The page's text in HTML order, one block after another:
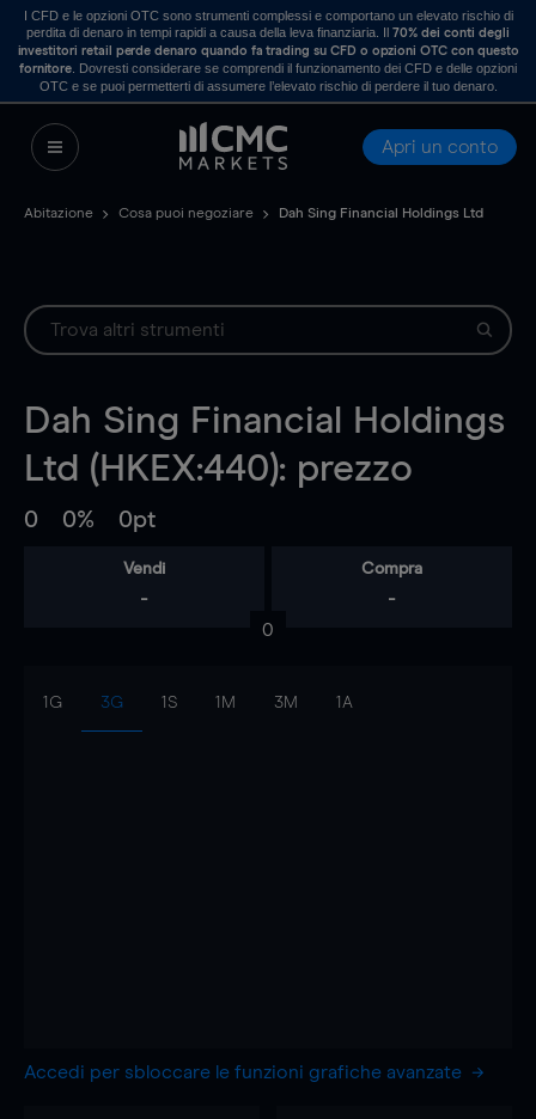
I CFD e le opzioni OTC sono strumenti complessi e comportano un elevato rischio di
perdita di denaro in tempi rapidi a causa della leva finanziaria. Il70% dei conti degli
investitori retail perde denaro quando fa trading su CFD o opzioni OTC con questo
fornitore . Dovresti considerare se comprendi il funzionamento dei CFD e delle opzioni
OTC e se puoi permetterti di assumere l’elevato rischio di perdere il tuo denaro.
Apri un conto
Abitazione Cosa puoi negoziare Dah Sing Financial Holdings Ltd
Dah Sing Financial Holdings
Ltd (HKEX:440): prezzo
0 0% 0pt
Vendi
-
Compra
-
0
1G 3G 1S 1M 3M 1A
Accedi per sbloccare le funzioni grafiche avanzate